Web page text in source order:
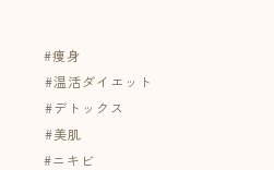
#痩身
⁡#温活ダイエット
⁡#デトックス
⁡#美肌
#ニキビ